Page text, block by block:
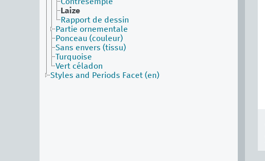
Laize
Rapport de dessin
Partie ornementale
Ponceau (couleur)
Sans envers (tissu)
Turquoise
Vert céladon
Styles and Periods Facet (en)